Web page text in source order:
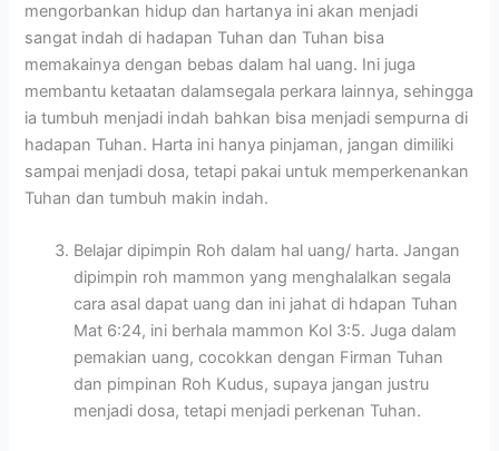
mengorbankan hidup dan hartanya ini akan menjadi
sangat indah di hadapan Tuhan dan Tuhan bisa
memakainya dengan bebas dalam hal uang. Ini juga
membantu ketaatan dalamsegala perkara lainnya, sehingga
ia tumbuh menjadi indah bahkan bisa menjadi sempurna di
hadapan Tuhan. Harta ini hanya pinjaman, jangan dimiliki
sampai menjadi dosa, tetapi pakai untuk memperkenankan
Tuhan dan tumbuh makin indah.
Belajar dipimpin Roh dalam hal uang/ harta. Jangan
dipimpin roh mammon yang menghalalkan segala
cara asal dapat uang dan ini jahat di hdapan Tuhan
Mat 6:24, ini berhala mammon Kol 3:5. Juga dalam
pemakian uang, cocokkan dengan Firman Tuhan
dan pimpinan Roh Kudus, supaya jangan justru
menjadi dosa, tetapi menjadi perkenan Tuhan.